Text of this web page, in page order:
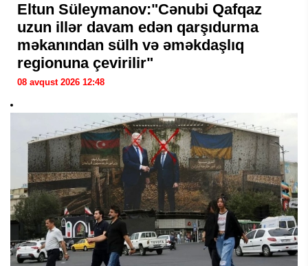
Eltun Süleymanov:"Cənubi Qafqaz
uzun illər davam edən qarşıdurma
məkanından sülh və əməkdaşlıq
regionuna çevirilir"
08 avqust 2026 12:48